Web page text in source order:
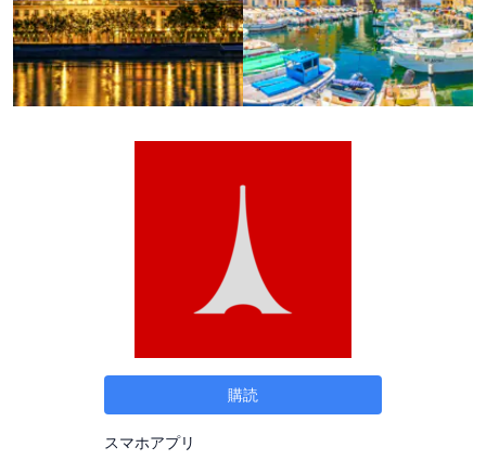
購読
スマホアプリ